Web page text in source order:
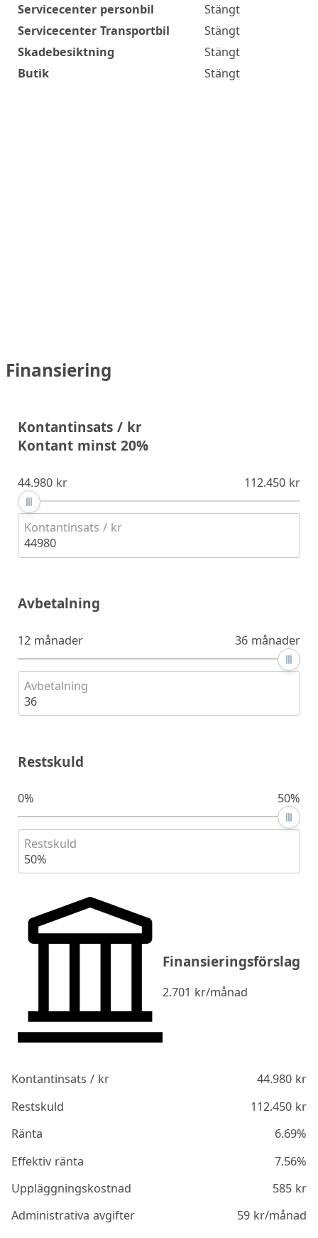
Servicecenter personbil
Stängt
Servicecenter Transportbil
Stängt
Skadebesiktning
Stängt
Butik
Stängt
Finansiering
Kontantinsats / kr
Kontant minst 20%
44.980 kr 112.450 kr
Kontantinsats / kr
44980
Avbetalning
12 månader 36 månader
Avbetalning
36
Restskuld
0% 50%
Restskuld
50%
Finansieringsförslag
2.701 kr/månad
Kontantinsats / kr 44.980kr
Restskuld
112.450kr
Ränta
6.69%
Effektiv ränta
7.56%
Uppläggningskostnad
585kr
Administrativa avgifter
59kr/månad